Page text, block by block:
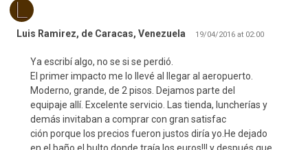
Luis Ramirez, de Caracas, Venezuela 19/04/2016 at 02:00
Ya escribí algo, no se si se perdió.
El primer impacto me lo llevé al llegar al aeropuerto.
Moderno, grande, de 2 pisos. Dejamos parte del
equipaje allí. Excelente servicio. Las tienda, luncherías y
demás invitaban a comprar con gran satisfac
ción porque los precios fueron justos diría yo.He dejado